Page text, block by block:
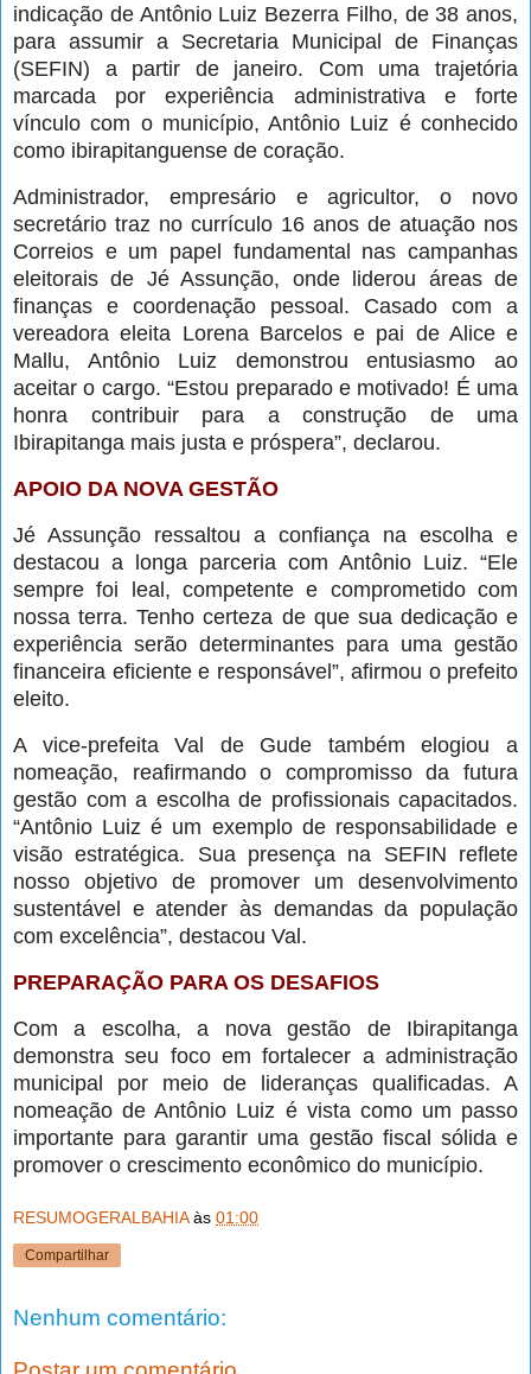
indicação de Antônio Luiz Bezerra Filho, de 38 anos,
para assumir a Secretaria Municipal de Finanças
(SEFIN) a partir de janeiro. Com uma trajetória
marcada por experiência administrativa e forte
vínculo com o município, Antônio Luiz é conhecido
como ibirapitanguense de coração.
Administrador, empresário e agricultor, o novo
secretário traz no currículo 16 anos de atuação nos
Correios e um papel fundamental nas campanhas
eleitorais de Jé Assunção, onde liderou áreas de
finanças e coordenação pessoal. Casado com a
vereadora eleita Lorena Barcelos e pai de Alice e
Mallu, Antônio Luiz demonstrou entusiasmo ao
aceitar o cargo. “Estou preparado e motivado! É uma
honra contribuir para a construção de uma
Ibirapitanga mais justa e próspera”, declarou.
APOIO DA NOVA GESTÃO
Jé Assunção ressaltou a confiança na escolha e
destacou a longa parceria com Antônio Luiz. “Ele
sempre foi leal, competente e comprometido com
nossa terra. Tenho certeza de que sua dedicação e
experiência serão determinantes para uma gestão
financeira eficiente e responsável”, afirmou o prefeito
eleito.
A vice-prefeita Val de Gude também elogiou a
nomeação, reafirmando o compromisso da futura
gestão com a escolha de profissionais capacitados.
“Antônio Luiz é um exemplo de responsabilidade e
visão estratégica. Sua presença na SEFIN reflete
nosso objetivo de promover um desenvolvimento
sustentável e atender às demandas da população
com excelência”, destacou Val.
PREPARAÇÃO PARA OS DESAFIOS
Com a escolha, a nova gestão de Ibirapitanga
demonstra seu foco em fortalecer a administração
municipal por meio de lideranças qualificadas. A
nomeação de Antônio Luiz é vista como um passo
importante para garantir uma gestão fiscal sólida e
promover o crescimento econômico do município.
RESUMOGERALBAHIA às 01:00
Compartilhar
Nenhum comentário: